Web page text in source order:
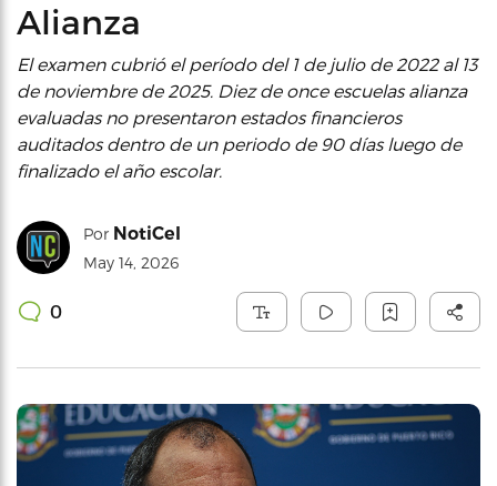
Alianza
El examen cubrió el período del 1 de julio de 2022 al 13
de noviembre de 2025. Diez de once escuelas alianza
evaluadas no presentaron estados financieros
auditados dentro de un periodo de 90 días luego de
finalizado el año escolar.
Por NotiCel
May 14, 2026
0